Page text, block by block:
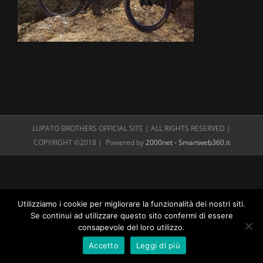
LUPATO BROTHERS OFFICIAL SITE | ALL RIGHTS RESERVED |
COPYRIGHT ©2018 | Powered by2000net - Smartweb360.it
Utilizziamo i cookie per migliorare la funzionalità dei nostri siti.
Se continui ad utilizzare questo sito confermi di essere
consapevole del loro utilizzo.
Accetto
Leggi di più